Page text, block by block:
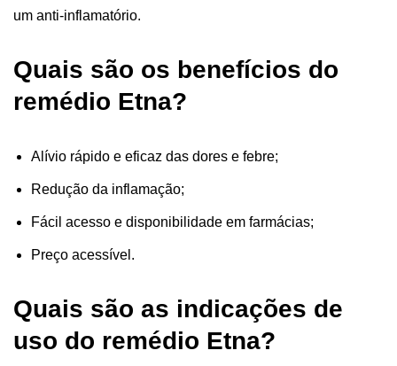
um anti-inflamatório.
Quais são os benefícios do
remédio Etna?
Alívio rápido e eficaz das dores e febre;
Redução da inflamação;
Fácil acesso e disponibilidade em farmácias;
Preço acessível.
Quais são as indicações de
uso do remédio Etna?